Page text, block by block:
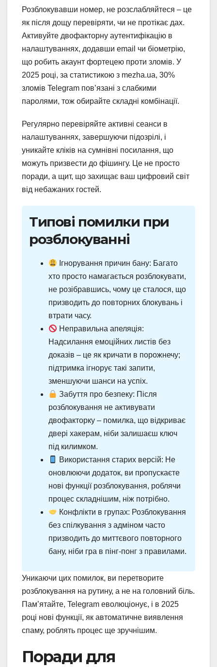
Розблокувавши номер, не розслабляйтеся – це
як після дощу перевіряти, чи не протікає дах.
Активуйте двофакторну аутентифікацію в
налаштуваннях, додавши email чи біометрію,
що робить акаунт фортецею проти зломів. У
2025 році, за статистикою з mezha.ua, 30%
зломів Telegram пов’язані з слабкими
паролями, тож обирайте складні комбінації.
Регулярно перевіряйте активні сеанси в
налаштуваннях, завершуючи підозрілі, і
уникайте кліків на сумнівні посилання, що
можуть призвести до фішингу. Це не просто
поради, а щит, що захищає ваш цифровий світ
від небажаних гостей.
Типові помилки при
розблокуванні
Ігнорування причин бану: Багато
хто просто намагається розблокувати,
не розібравшись, чому це сталося, що
призводить до повторних блокувань і
втрати часу.
Неправильна апеляція:
Надсилання емоційних листів без
доказів – це як кричати в порожнечу;
підтримка ігнорує такі запити,
зменшуючи шанси на успіх.
Забуття про безпеку: Після
розблокування не активувати
двофакторку – помилка, що відкриває
двері хакерам, ніби залишаєш ключ
під килимком.
Використання старих версій: Не
оновлюючи додаток, ви пропускаєте
нові функції розблокування, роблячи
процес складнішим, ніж потрібно.
Конфлікти в групах: Розблокування
без спілкування з адміном часто
призводить до миттєвого повторного
бану, ніби гра в пінг-понг з правилами.
Уникаючи цих помилок, ви перетворите
розблокування на рутину, а не на головний біль.
Пам’ятайте, Telegram еволюціонує, і в 2025
році нові функції, як автоматичне виявлення
спаму, роблять процес ще зручнішим.
Поради для